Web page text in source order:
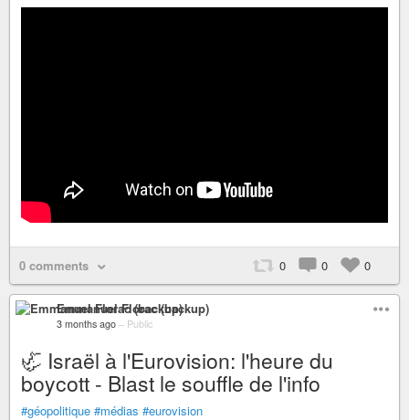
0 comments 0 0 0
Emmanuel Florac (backup)
3 months ago – Public
🦏 Israël à l'Eurovision: l'heure du
boycott - Blast le souffle de l'info
#géopolitique #médias #eurovision